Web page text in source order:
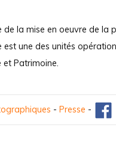
la mise en oeuvre de la
une des unités
et Patrimoine.
- Presse -